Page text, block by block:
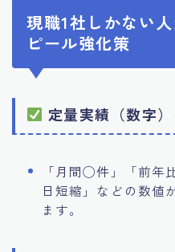
現職1社しかない
ピール強化策
定量実績（数字
「月間◯件」「前
日短縮」などの数値
ます。